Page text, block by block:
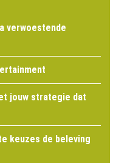
verwoestende
jouw strategie dat
keuzes de beleving